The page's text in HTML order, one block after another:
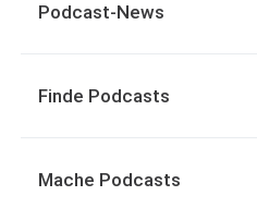
Podcast-News
Finde Podcasts
Mache Podcasts